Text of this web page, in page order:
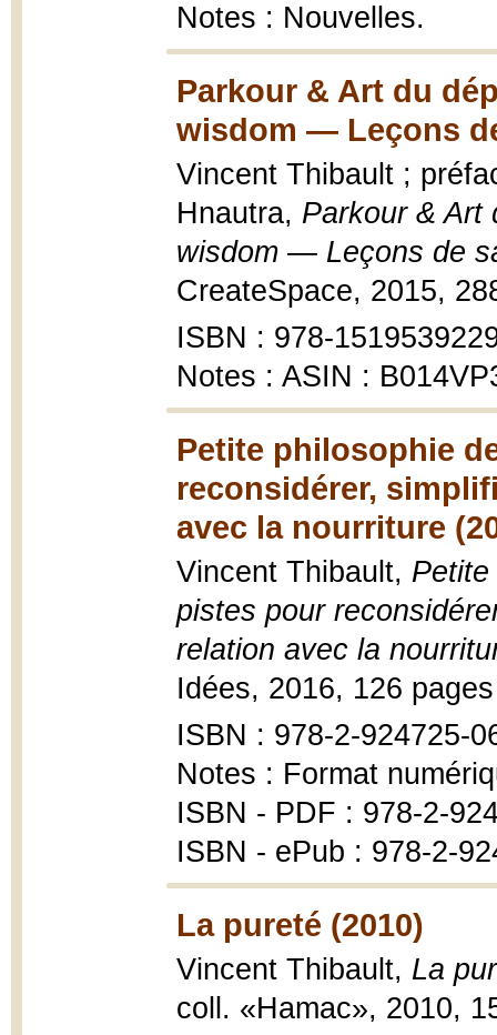
Notes : Nouvelles.
Parkour & Art du
wisdom — Leçons
Vincent Thibault ;
Hnautra, Parkour & Art
wisdom — Leçons de
CreateSpace, 2015,
ISBN : 978-
Notes : ASIN :
Petite philosophie
reconsidérer,
avec la nourriture
Vincent Thibault, Petite
pistes pour
relation avec la
Idées, 2016, 126
ISBN : 978-2-924725-
Notes : Format
ISBN - PDF : 978-2-
ISBN - ePub : 978-2-
La pureté (2010)
Vincent Thibault, La
coll. «Hamac», 2010,